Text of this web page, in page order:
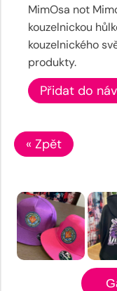
MimOsa not
kouzelnickou
kouzelnického
produkty.
Přidat do
« Zpět